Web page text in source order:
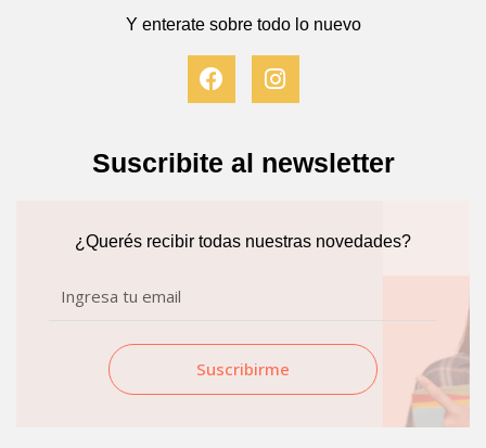
Y enterate sobre todo lo nuevo
F
a
c
b
k
I
n
s
a
a
m
Suscribite al newsletter
¿Querés recibir todas nuestras novedades?
Suscribirme